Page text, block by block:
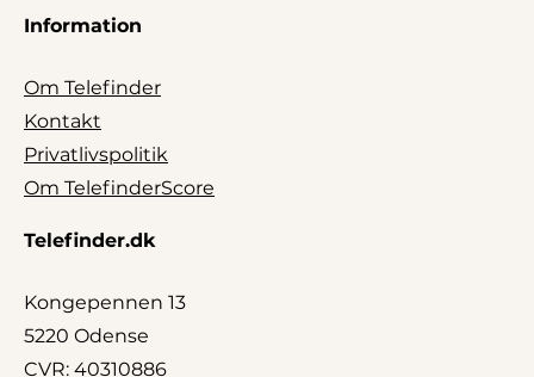
Information
Om Telefinder
Kontakt
Privatlivspolitik
Om TelefinderScore
Telefinder.dk
Kongepennen 13
5220 Odense
CVR: 40310886